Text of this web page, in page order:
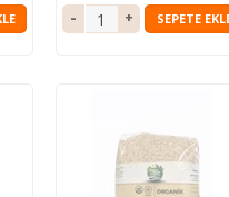
SEPETE